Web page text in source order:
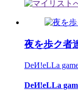
夜を歩ク者
DeИ!eLLa
DeИ!eLLa